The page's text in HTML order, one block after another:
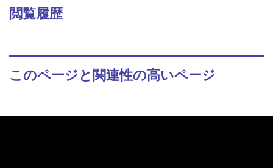
閲覧履歴
このページと関連性の高いページ